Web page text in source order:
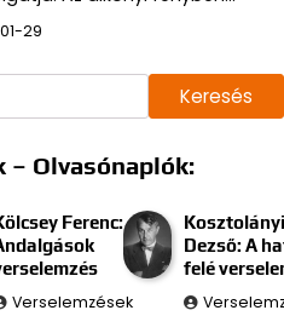
29
Keresés
– Olvasónaplók:
Ferenc:
Verselemzések
Kosztolányi
Dezső: A
felé